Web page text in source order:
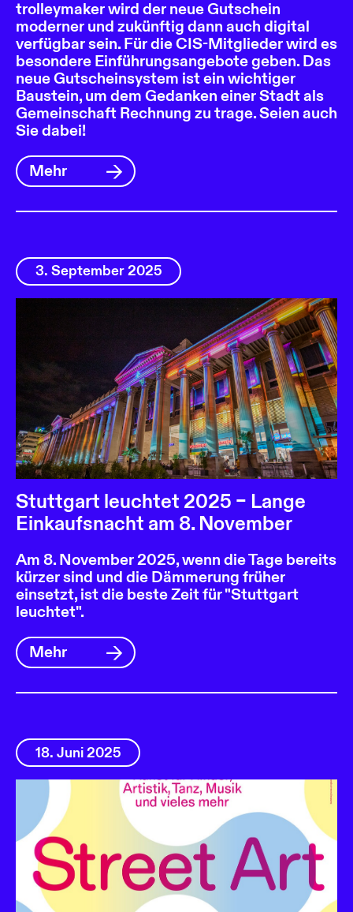
trolleymaker wird der neue Gutschein
moderner und zukünftig dann auch digital
verfügbar sein. Für die CIS-Mitglieder wird es
besondere Einführungsangebote geben. Das
neue Gutscheinsystem ist ein wichtiger
Baustein, um dem Gedanken einer Stadt als
Gemeinschaft Rechnung zu trage. Seien auch
Sie dabei!
Mehr
3. September 2025
Stuttgart leuchtet 2025 – Lange
Einkaufsnacht am 8. November
Am 8. November 2025, wenn die Tage bereits
kürzer sind und die Dämmerung früher
einsetzt, ist die beste Zeit für "Stuttgart
leuchtet".
Mehr
18. Juni 2025